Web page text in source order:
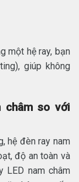
một hệ ray, bạn
giúp không
châm so với
hệ đèn ray nam
độ an toàn và
nam châm